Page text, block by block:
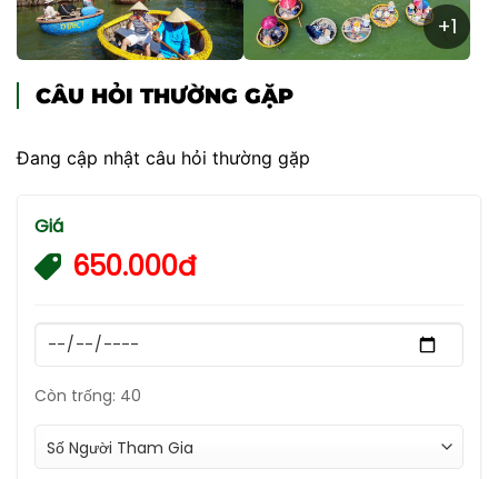
+1
CÂU HỎI THƯỜNG GẶP
Đang cập nhật câu hỏi thường gặp
Giá
650.000đ
Còn trống: 40